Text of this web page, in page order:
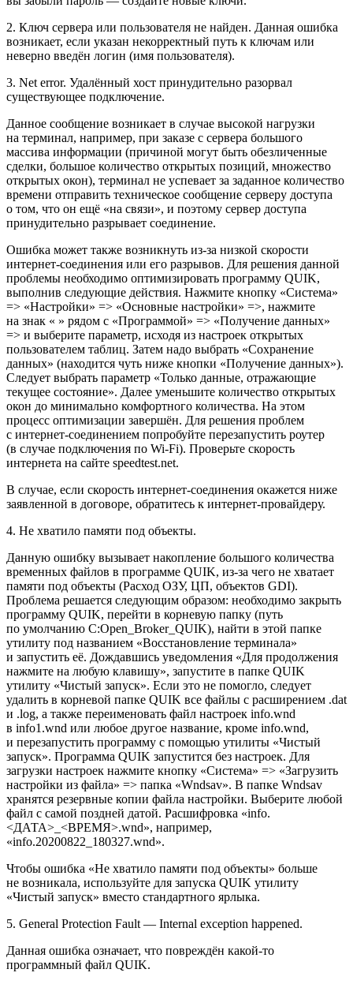
2. Ключ сервера или пользователя не найден. Данная ошибка
возникает, если указан некорректный путь к ключам или
неверно введён логин (имя пользователя).
3. Net error. Удалённый хост принудительно разорвал
существующее подключение.
Данное сообщение возникает в случае высокой нагрузки
на терминал, например, при заказе с сервера большого
массива информации (причиной могут быть обезличенные
сделки, большое количество открытых позиций, множество
открытых окон), терминал не успевает за заданное количество
времени отправить техническое сообщение серверу доступа
о том, что он ещё «на связи», и поэтому сервер доступа
принудительно разрывает соединение.
Ошибка может также возникнуть из-за низкой скорости
интернет-соединения или его разрывов. Для решения данной
проблемы необходимо оптимизировать программу QUIK,
выполнив следующие действия. Нажмите кнопку «Система»
=> «Настройки» => «Основные настройки» =>, нажмите
на знак « » рядом с «Программой» => «Получение данных»
=> и выберите параметр, исходя из настроек открытых
пользователем таблиц. Затем надо выбрать «Сохранение
данных» (находится чуть ниже кнопки «Получение данных»).
Следует выбрать параметр «Только данные, отражающие
текущее состояние». Далее уменьшите количество открытых
окон до минимально комфортного количества. На этом
процесс оптимизации завершён. Для решения проблем
с интернет-соединением попробуйте перезапустить роутер
(в случае подключения по Wi-Fi). Проверьте скорость
интернета на сайте speedtest.net.
В случае, если скорость интернет-соединения окажется ниже
заявленной в договоре, обратитесь к интернет-провайдеру.
4. Не хватило памяти под объекты.
Данную ошибку вызывает накопление большого количества
временных файлов в программе QUIK, из-за чего не хватает
памяти под объекты (Расход ОЗУ, ЦП, объектов GDI).
Проблема решается следующим образом: необходимо закрыть
программу QUIK, перейти в корневую папку (путь
по умолчанию C:Open_Broker_QUIK), найти в этой папке
утилиту под названием «Восстановление терминала»
и запустить её. Дождавшись уведомления «Для продолжения
нажмите на любую клавишу», запустите в папке QUIK
утилиту «Чистый запуск». Если это не помогло, следует
удалить в корневой папке QUIK все файлы с расширением .dat
и .log, а также переименовать файл настроек info.wnd
в info1.wnd или любое другое название, кроме info.wnd,
и перезапустить программу с помощью утилиты «Чистый
запуск». Программа QUIK запустится без настроек. Для
загрузки настроек нажмите кнопку «Система» => «Загрузить
настройки из файла» => папка «Wndsav». В папке Wndsav
хранятся резервные копии файла настройки. Выберите любой
файл с самой поздней датой. Расшифровка «info.
<ДАТА>_<ВРЕМЯ>.wnd», например,
«info.20200822_180327.wnd».
Чтобы ошибка «Не хватило памяти под объекты» больше
не возникала, используйте для запуска QUIK утилиту
«Чистый запуск» вместо стандартного ярлыка.
5. General Protection Fault — Internal exception happened.
Данная ошибка означает, что повреждён какой-то
программный файл QUIK.